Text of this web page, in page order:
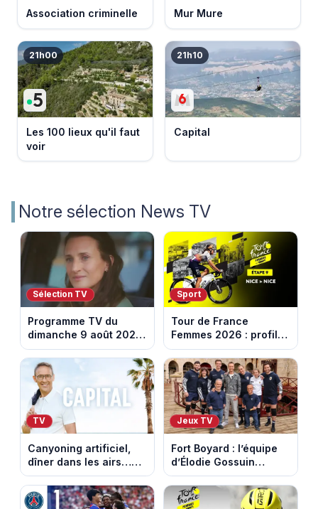
Association criminelle Mur Mure
21h00
Les 100 lieux qu'il faut
voir
21h10
Capital
Notre sélection News TV
Sélection TV
Programme TV du
dimanche 9 août 2026
: notre sélection pour
votre soirée télé
Sport
Tour de France
Femmes 2026 : profil
et horaires de la
dernière étape à Nice
TV
Canyoning artificiel,
dîner dans les airs…
les loisirs les plus fous
passés au crible dans
Capital
Jeux TV
Fort Boyard : l’équipe
d’Élodie Gossuin
termine avec une belle
somme pour l'Unicef et
le Refuge